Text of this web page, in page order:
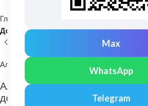
Max
WhatsApp
Telegram
Главная
Дождеприемник
Альта-Профиль
Альта-Профиль: Перегородка к
дождеприемнику (черная)